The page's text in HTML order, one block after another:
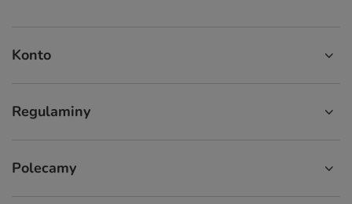
Konto
Regulaminy
Polecamy